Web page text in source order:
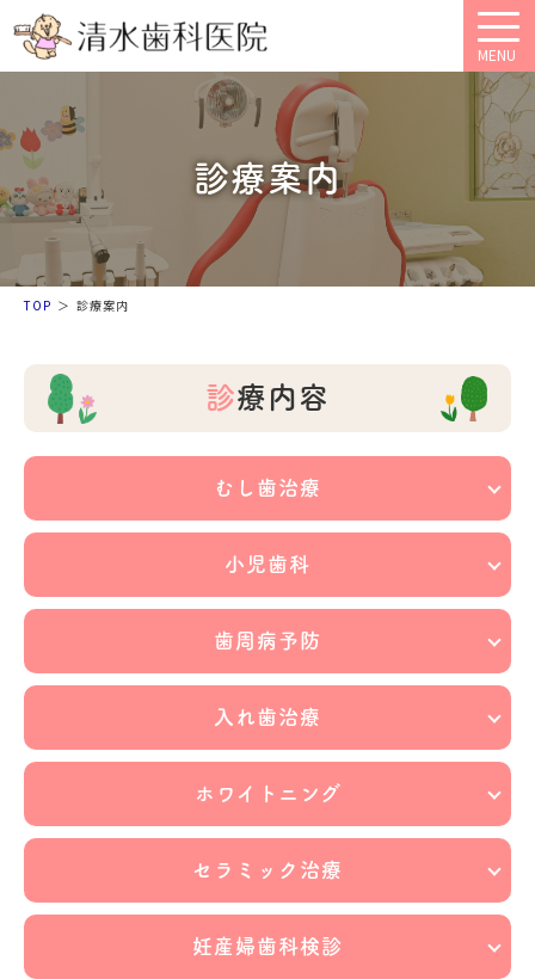
MENU
診療案内
TOP 診療案内
診療内容
むし歯治療
小児歯科
歯周病予防
入れ歯治療
ホワイトニング
セラミック治療
妊産婦歯科検診